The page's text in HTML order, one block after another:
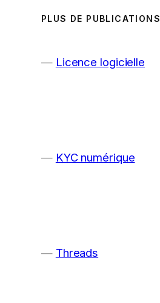
PLUS DE PUBLICATIONS
Licence logicielle
KYC numérique
Threads